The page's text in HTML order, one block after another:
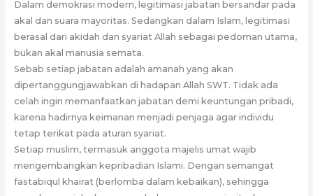
Dalam demokrasi modern, legitimasi jabatan bersandar pada
akal dan suara mayoritas. Sedangkan dalam Islam, legitimasi
berasal dari akidah dan syariat Allah sebagai pedoman utama,
bukan akal manusia semata.
Sebab setiap jabatan adalah amanah yang akan
dipertanggungjawabkan di hadapan Allah SWT. Tidak ada
celah ingin memanfaatkan jabatan demi keuntungan pribadi,
karena hadirnya keimanan menjadi penjaga agar individu
tetap terikat pada aturan syariat.
Setiap muslim, termasuk anggota majelis umat wajib
mengembangkan kepribadian Islami. Dengan semangat
fastabiqul khairat (berlomba dalam kebaikan), sehingga